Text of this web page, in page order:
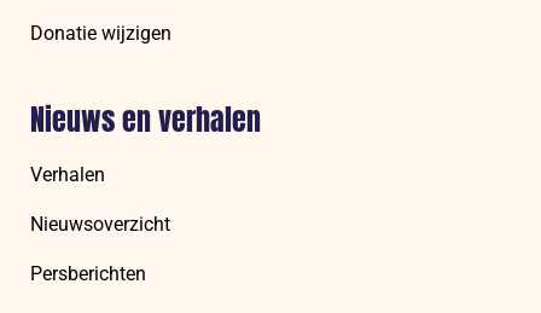
Donatie wijzigen
Nieuws en verhalen
Verhalen
Nieuwsoverzicht
Persberichten